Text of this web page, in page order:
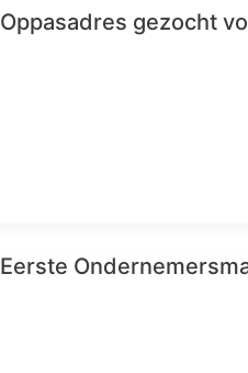
Oppasadres gezocht
Eerste